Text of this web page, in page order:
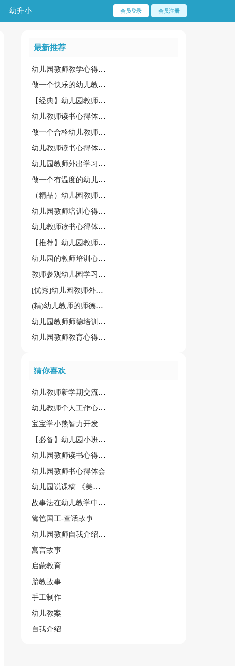
幼升小 会员登录 会员注册
最新推荐
幼儿园教师教学心得体会必备【2篇】
做一个快乐的幼儿教师心得
【经典】幼儿园教师礼仪培训心得体会
幼儿教师读书心得体会【集合15篇】
做一个合格幼儿教师培训心得
幼儿教师读书心得体会【精选15篇】
幼儿园教师外出学习心得体会[精华]
做一个有温度的幼儿教师培训心得
（精品）幼儿园教师外出学习心得体会
幼儿园教师培训心得体会
幼儿教师读书心得体会(优秀)
【推荐】幼儿园教师工作心得体会15篇
幼儿园的教师培训心得体会
教师参观幼儿园学习心得体会8篇[热门]
[优秀]幼儿园教师外出学习心得体会15篇
(精)幼儿教师的师德师风学习心得体会
幼儿园教师师德培训心得体会[优秀15篇]
幼儿园教师教育心得体会锦集（15篇）
猜你喜欢
幼儿教师新学期交流培训会心得体会
幼儿教师个人工作心得精选15篇
宝宝学小熊智力开发
【必备】幼儿园小班教案模板汇总七篇
幼儿园教师读书心得体会作文
幼儿园教师书心得体会
幼儿园说课稿 《美丽的公鸡》
故事法在幼儿教学中运用论文
篱笆国王-童话故事
幼儿园教师自我介绍范文集合5篇
寓言故事
启蒙教育
胎教故事
手工制作
幼儿教案
自我介绍